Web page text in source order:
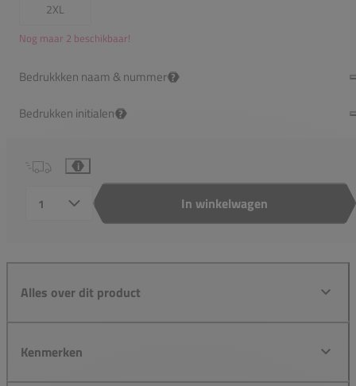
2XL
Nog maar 2 beschikbaar!
Bedrukkken naam & nummer ?
Bedrukken initialen ?
i
In winkelwagen
Alles over dit product
Kenmerken